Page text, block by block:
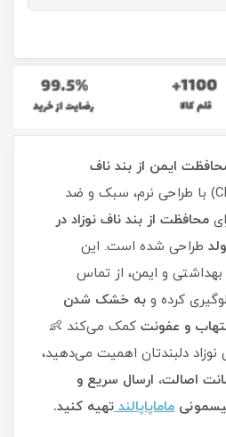
ایمن از بند ناف
ناف‌بند چیکو (Chicco) با طراحی نرم، سبک و ضد
محافظت از بند ناف نوزاد در
طراحی شده است. این
و ایمن، از تماس
کرده و به خشک شدن
و عفونت کمک می‌کند 👶
دلبندتان اهمیت می‌دهید،
اصالت، ارسال سریع و
ماماپاپالندتهیه کنید.